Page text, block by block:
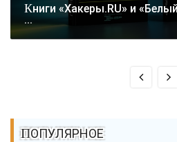
Книги «Хакеры.RU» и «Белый хакер» еще можно
...
ПОПУЛЯРНОЕ